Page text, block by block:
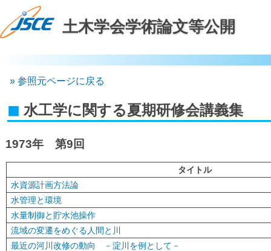
土木学会学術論文等公開
参照元ページに戻る
水工学に関する夏期研修会講義集
1973年 第9回
タイトル
水資源計画方法論
水管理と環境
水量制御と貯水池操作
流域の変遷をめぐる人間と川
最近の河川改修の動向 －淀川を例として－